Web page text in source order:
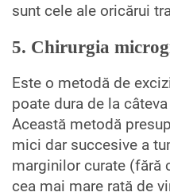
sunt cele ale oricărui
5. Chirurgia
Este o metodă de
poate dura de la
Această metodă
mici dar succesive a
marginilor curate (fără
cea mai mare rată de